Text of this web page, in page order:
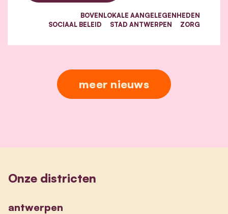
BOVENLOKALE AANGELEGENHEDEN
SOCIAAL BELEID
STAD ANTWERPEN ZORG
meer nieuws
Onze districten
antwerpen